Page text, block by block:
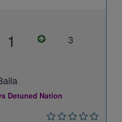
1 3
Detuned Nation